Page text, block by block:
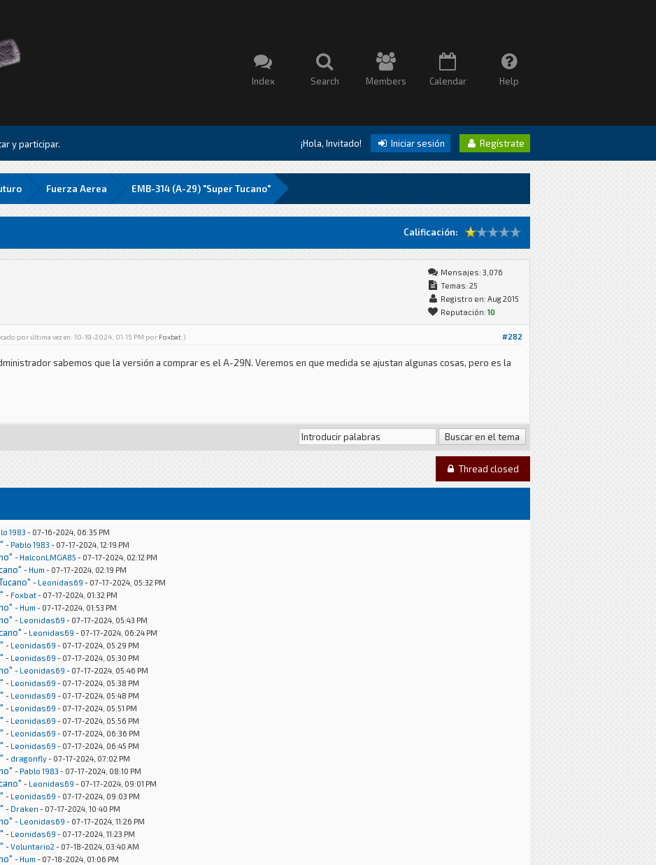
Index Search Members Calendar Help
y participar. ¡Hola, Invitado! Iniciar sesión Regístrate
Fuerza Aerea EMB-314 (A-29) "Super Tucano"
Calificación:
Mensajes: 3,076
Temas: 25
Registro en: Aug 2015
Reputación: 10
#282
por última vez en: 10-19-2024, 01:15 PM por Foxbat .)
sabemos que la versión a comprar es el A-29N. Veremos en que medida se ajustan algunas cosas, pero es la
Thread closed
1983 - 07-16-2024, 06:35 PM
- Pablo 1983 - 07-17-2024, 12:19 PM
- HalconLMGA85 - 07-17-2024, 02:12 PM
- Hum - 07-17-2024, 02:19 PM
- Leonidas69 - 07-17-2024, 05:32 PM
- Foxbat- 07-17-2024, 01:32 PM
- Hum - 07-17-2024, 01:53 PM
- Leonidas69 - 07-17-2024, 05:43 PM
- Leonidas69 - 07-17-2024, 06:24 PM
- Leonidas69 - 07-17-2024, 05:29 PM
- Leonidas69 - 07-17-2024, 05:30 PM
- Leonidas69 - 07-17-2024, 05:46 PM
- Leonidas69 - 07-17-2024, 05:38 PM
- Leonidas69 - 07-17-2024, 05:48 PM
- Leonidas69 - 07-17-2024, 05:51 PM
- Leonidas69 - 07-17-2024, 05:56 PM
- Leonidas69 - 07-17-2024, 06:36 PM
- Leonidas69 - 07-17-2024, 06:45 PM
- dragonfly- 07-17-2024, 07:02 PM
- Pablo 1983 - 07-17-2024, 08:10 PM
- Leonidas69 - 07-17-2024, 09:01 PM
- Leonidas69 - 07-17-2024, 09:03 PM
- Draken - 07-17-2024, 10:40 PM
- Leonidas69 - 07-17-2024, 11:26 PM
- Leonidas69 - 07-17-2024, 11:23 PM
-Voluntario2 - 07-18-2024, 03:40 AM
- Hum - 07-18-2024, 01:06 PM